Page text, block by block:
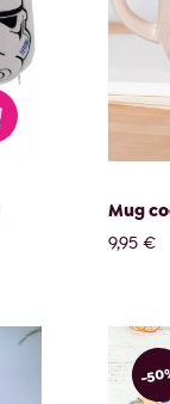
Mug
9,95 €
-